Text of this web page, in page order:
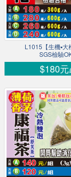
L1015【生機▪大
SGS檢驗
$180元